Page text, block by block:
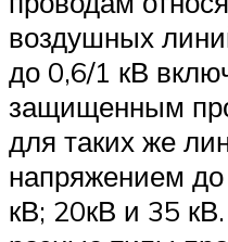
воздушных
до 0,6/1 кВ
защищенным
для таких же
напряжением
кВ; 20кВ и 35